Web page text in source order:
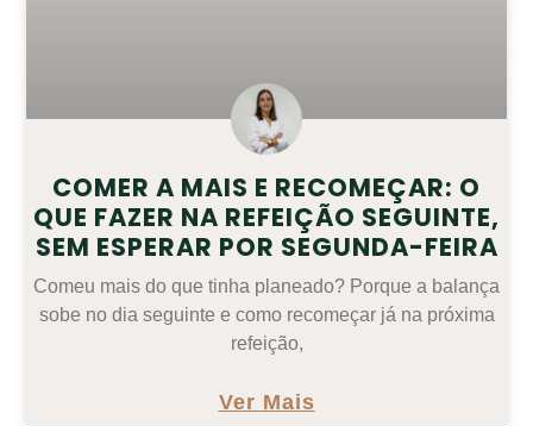
COMER A MAIS E RECOMEÇAR: O
QUE FAZER NA REFEIÇÃO SEGUINTE,
SEM ESPERAR POR SEGUNDA-FEIRA
Comeu mais do que tinha planeado? Porque a balança
sobe no dia seguinte e como recomeçar já na próxima
refeição,
Ver Mais